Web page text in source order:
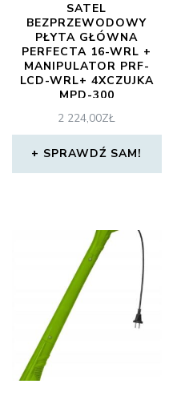
SATEL
BEZPRZEWODOWY
PŁYTA GŁÓWNA
PERFECTA 16-WRL +
MANIPULATOR PRF-
LCD-WRL+ 4XCZUJKA
MPD-300
BEZPRZEWODOWY
MSP-300 + (ZA11110)
2 224,00ZŁ
SPRAWDŹ SAM!